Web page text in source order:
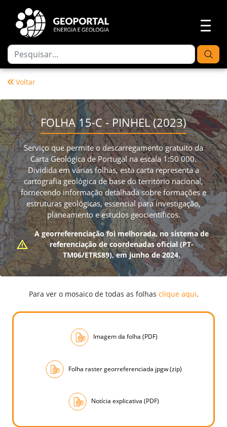
Voltar
FOLHA 15-C - PINHEL (2023)
Serviço que permite o descarregamento gratuito da
Carta Geológica de Portugal na escala 1:50 000.
Dividida em várias folhas, esta carta representa a
cartografia geológica de base do território nacional,
fornecendo informação detalhada sobre formações e
estruturas geológicas, essencial para investigação,
planeamento e estudos geocientíficos.
A georreferenciação foi melhorada, no sistema de
referenciação de coordenadas oficial (PT-
TM06/ETRS89), em junho de 2024.
Para ver o mosaico de todas as folhas clique aqui.
Imagem da folha (PDF)
Folha raster georreferenciada jpgw (zip)
Notícia explicativa (PDF)